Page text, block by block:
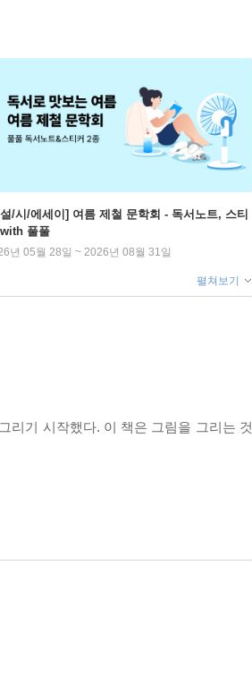
/시/에세이] 여름 제철 문학회 - 독서노트, 스티
풀풀
년 05월 28일 ~ 2026년 08월 31일
펼쳐보기
리기 시작했다. 이 책은 그림을 그리는 것